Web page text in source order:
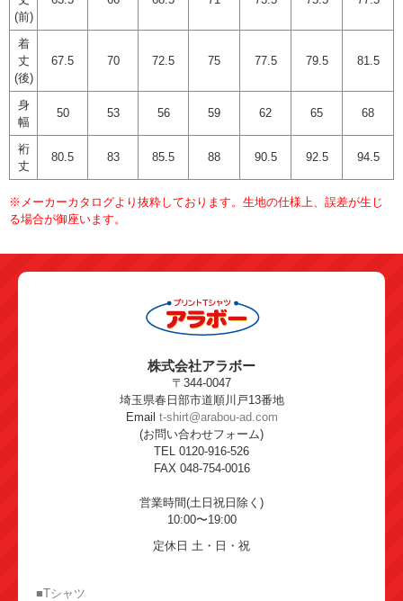
(前)
着
丈
(後)
67.5 70 72.5 75 77.5 79.5 81.5
身
幅
50 53 56 59 62 65 68
裄
丈
80.5 83 85.5 88 90.5 92.5 94.5
※メーカーカタログより抜粋しております。生地の仕様上、誤差が生じ
る場合が御座います。
株式会社アラボー
〒344-0047
埼玉県春日部市道順川戸13番地
Email t-shirt@arabou-ad.com
(お問い合わせフォーム)
TEL 0120-916-526
FAX 048-754-0016
営業時間(土日祝日除く)
10:00〜19:00
定休日 土・日・祝
■Tシャツ